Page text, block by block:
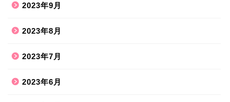
2023年9月
2023年8月
2023年7月
2023年6月